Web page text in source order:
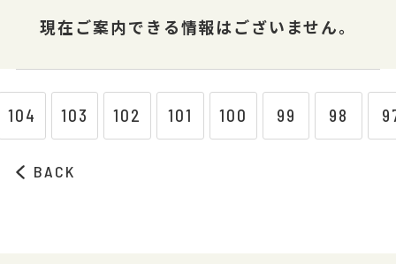
現在ご案内できる情報はございません。
BACK
104 103 102 101 100 99 98